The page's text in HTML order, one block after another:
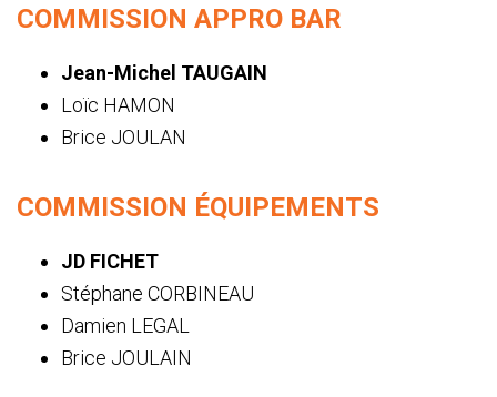
COMMISSION APPRO BAR
Jean-Michel TAUGAIN
Loïc HAMON
Brice JOULAN
COMMISSION ÉQUIPEMENTS
JD FICHET
Stéphane CORBINEAU
Damien LEGAL
Brice JOULAIN